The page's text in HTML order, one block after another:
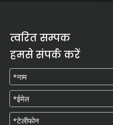
त्वरित सम्पक
हमसे संपर्क करें